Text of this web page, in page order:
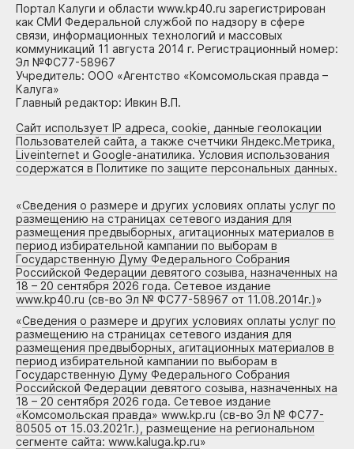
Портал Калуги и области www.kp40.ru зарегистрирован
как СМИ Федеральной службой по надзору в сфере
связи, информационных технологий и массовых
коммуникаций 11 августа 2014 г. Регистрационный номер:
Эл №ФС77-58967
Учредитель: ООО «Агентство «Комсомольская правда –
Калуга»
Главный редактор: Ивкин В.П.
Сайт использует IP адреса, cookie, данные геолокации
Пользователей сайта, а также счетчики Яндекс.Метрика,
Liveinternet и Google-анатилика. Условия использования
содержатся в Политике по защите персональных данных.
«Сведения о размере и других условиях оплаты услуг по
размещению на страницах сетевого издания для
размещения предвыборных, агитационных материалов в
период избирательной кампании по выборам в
Государственную Думу Федерального Собрания
Российской Федерации девятого созыва, назначенных на
18 – 20 сентября 2026 года. Сетевое издание
www.kp40.ru (св-во Эл № ФС77-58967 от 11.08.2014г.)»
«Сведения о размере и других условиях оплаты услуг по
размещению на страницах сетевого издания для
размещения предвыборных, агитационных материалов в
период избирательной кампании по выборам в
Государственную Думу Федерального Собрания
Российской Федерации девятого созыва, назначенных на
18 – 20 сентября 2026 года. Сетевое издание
«Комсомольская правда» www.kp.ru (св-во Эл № ФС77-
80505 от 15.03.2021г.), размещение на региональном
сегменте сайта: www.kaluga.kp.ru»